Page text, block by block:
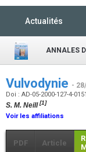
Actualités
ANNALES
Vulvodynie -
Doi : AD-05-2000-127-4-
S. M. Neill[1]
Voir les affiliations
PDF Article